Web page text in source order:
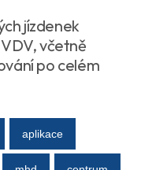
jízdenek
včetně
po celém
aplikace